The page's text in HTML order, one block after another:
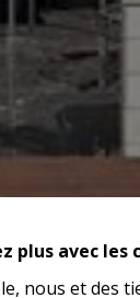
plus avec les
nous et des